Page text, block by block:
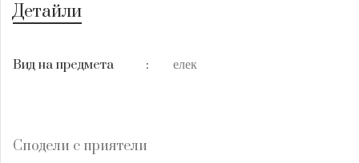
Детайли
Вид на предмета : елек
Сподели с приятели